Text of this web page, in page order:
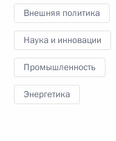
Внешняя политика
Наука и инновации
Промышленность
Энергетика